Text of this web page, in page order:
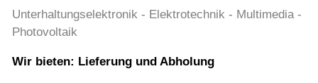
Unterhaltungselektronik - Elektrotechnik - Multimedia -
Photovoltaik
Wir bieten: Lieferung und Abholung